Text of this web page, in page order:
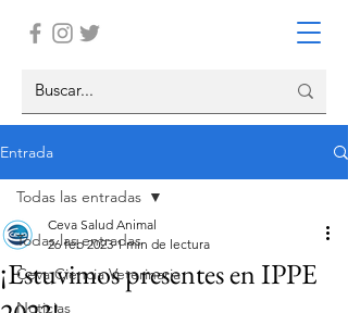
Entrada
Todas las entradas
Ceva Ciencia Veterinaria
Noticias
Todas las entradas
¡Estuvimos presentes en IPPE
Ceva Salud Animal
26 feb 2023 1 min de lectura